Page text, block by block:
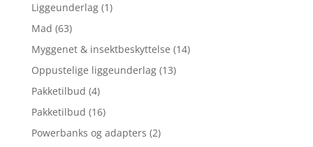
Liggeunderlag (1)
Mad (63)
Myggenet & insektbeskyttelse (14)
Oppustelige liggeunderlag (13)
Pakketilbud (4)
Pakketilbud (16)
Powerbanks og adapters (2)